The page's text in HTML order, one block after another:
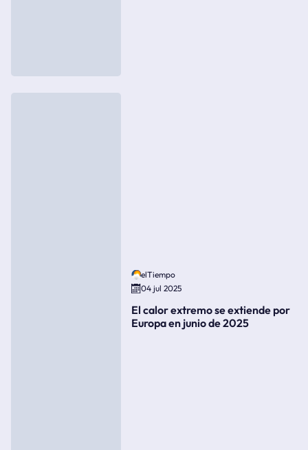
elTiempo
04 jul 2025
El calor extremo se extiende por
Europa en junio de 2025